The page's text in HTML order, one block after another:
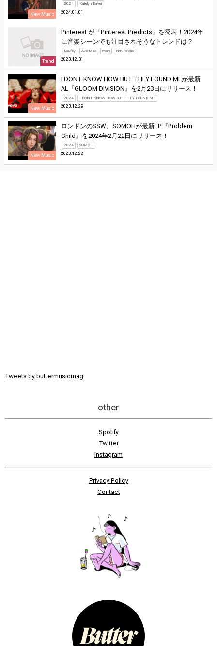
New Music
2024 Katelyn Tarver
2024.01.01
Trend
Pinterest が「Pinterest Predicts」を発表！2024年
に音楽シーンでも注目されそうなトレンドは？
Laufey Ava Max main Kim Petras
2023.12.31
New Music
I DONT KNOW HOW BUT THEY FOUND MEが最新
AL『GLOOM DIVISION』を2月23日にリリース！
2024 I DONT KNOW HOW BUT THEY FOUND ME
2023.12.29
New Music
ロンドンのSSW、SOMOHが最新EP『Problem
Child』を2024年2月22日にリリース！
2024 SOMOH
2023.12.28
Tweets by buttermusicmag
other
Spotify
Twitter
Instagram
Privacy Policy
Contact